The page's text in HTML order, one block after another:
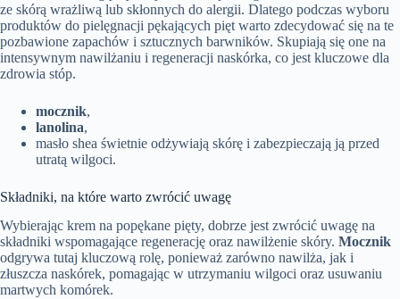
ze skórą wrażliwą lub skłonnych do alergii. Dlatego podczas wyboru
produktów do pielęgnacji pękających pięt warto zdecydować się na te
pozbawione zapachów i sztucznych barwników. Skupiają się one na
intensywnym nawilżaniu i regeneracji naskórka, co jest kluczowe dla
zdrowia stóp.
mocznik,
lanolina,
masło shea świetnie odżywiają skórę i zabezpieczają ją przed
utratą wilgoci.
Składniki, na które warto zwrócić uwagę
Wybierając krem na popękane pięty, dobrze jest zwrócić uwagę na
składniki wspomagające regenerację oraz nawilżenie skóry. Mocznik
odgrywa tutaj kluczową rolę, ponieważ zarówno nawilża, jak i
złuszcza naskórek, pomagając w utrzymaniu wilgoci oraz usuwaniu
martwych komórek.